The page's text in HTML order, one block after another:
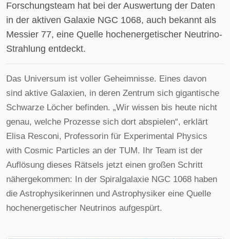
Forschungsteam hat bei der Auswertung der Daten
in der aktiven Galaxie NGC 1068, auch bekannt als
Messier 77, eine Quelle hochenergetischer Neutrino-
Strahlung entdeckt.
Das Universum ist voller Geheimnisse. Eines davon
sind aktive Galaxien, in deren Zentrum sich gigantische
Schwarze Löcher befinden. „Wir wissen bis heute nicht
genau, welche Prozesse sich dort abspielen“, erklärt
Elisa Resconi, Professorin für Experimental Physics
with Cosmic Particles an der TUM. Ihr Team ist der
Auflösung dieses Rätsels jetzt einen großen Schritt
nähergekommen: In der Spiralgalaxie NGC 1068 haben
die Astrophysikerinnen und Astrophysiker eine Quelle
hochenergetischer Neutrinos aufgespürt.